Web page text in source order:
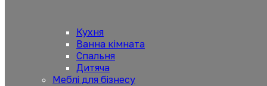
Кухня
Ванна кімната
Спальня
Дитяча
Меблі для бізнесу